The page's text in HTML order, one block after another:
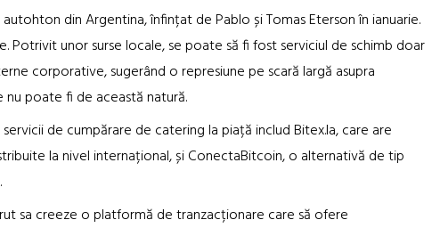
din Argentina, înfințat de Pablo și Tomas Eterson în ianuarie.
Potrivit unor surse locale, se poate să fi fost serviciul de schimb doar
corporative, sugerând o represiune pe scară largă asupra
poate fi de această natură.
de cumpărare de catering la piață includ Bitex.la, care are
la nivel internațional, și ConectaBitcoin, o alternativă de tip
sa creeze o platformă de tranzacționare care să ofere